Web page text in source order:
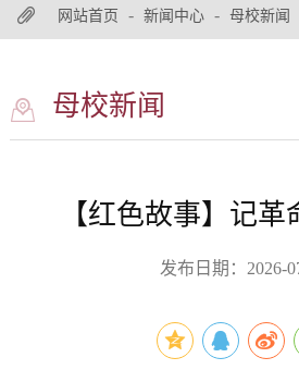
网站首页 - 新闻中心 - 母校新闻
母校新闻
【红色故事】记
发布日期：2026-